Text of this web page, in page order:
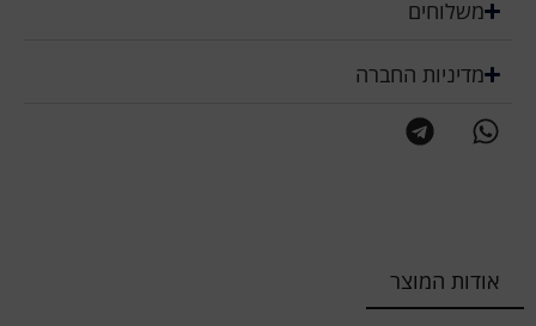
משלוחים
מדיניות החברה
אודות המוצר